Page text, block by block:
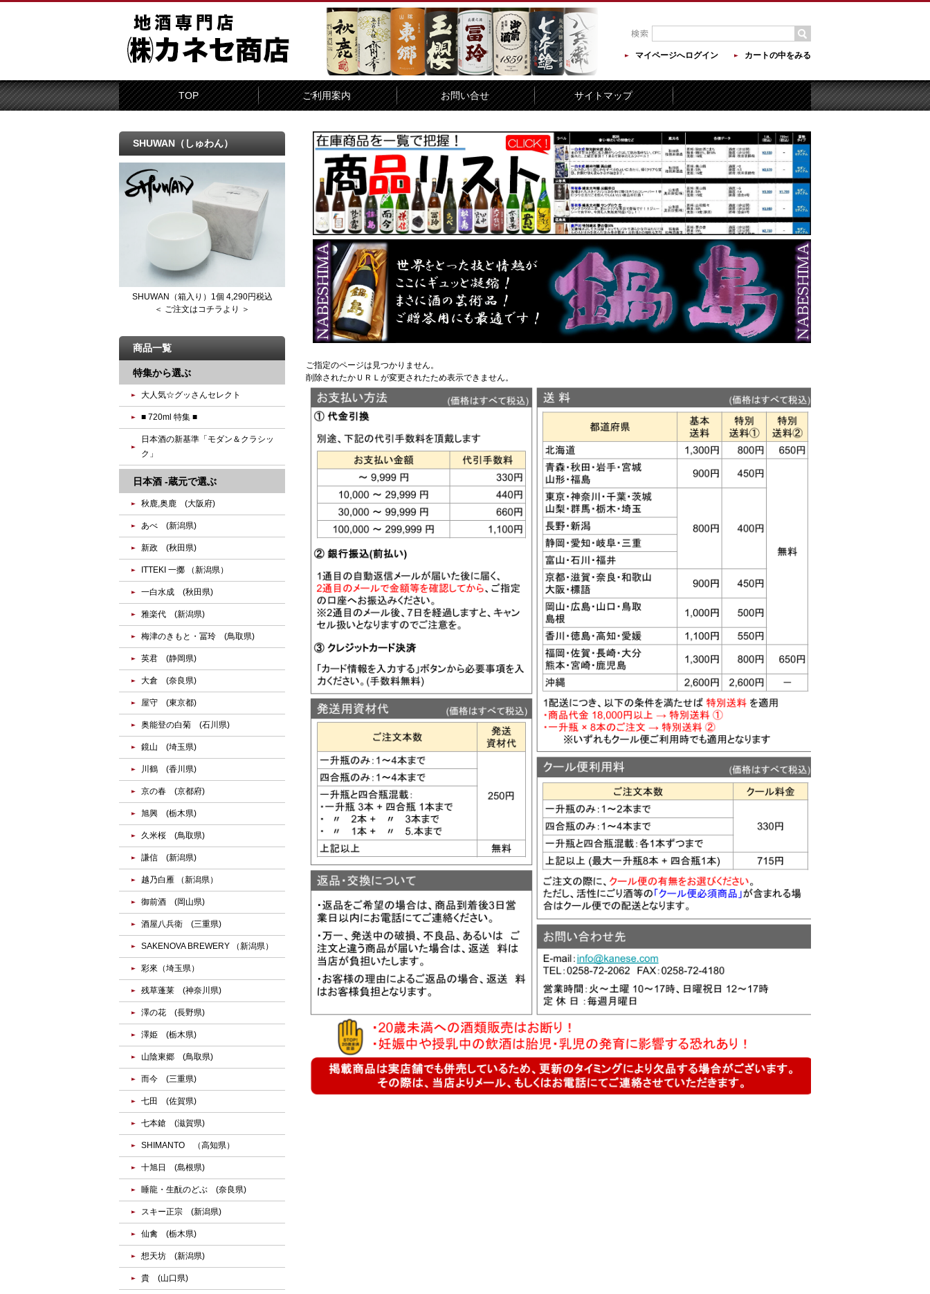
マイページへログイン カートの中をみる
TOP ご利用案内 お問い合せ サイトマップ
ご指定のページは見つかりません。
削除されたかＵＲＬが変更されたため表示できません。
SHUWAN（しゅわん）
SHUWAN（箱入り）1個 4,290円税込
＜ ご注文はコチラより ＞
商品一覧
特集から選ぶ
大人気☆グッさんセレクト
■ 720ml 特集 ■
日本酒の新基準「モダン＆クラシッ
ク」
日本酒 -蔵元で選ぶ
秋鹿,奥鹿 (大阪府)
あべ (新潟県)
新政 (秋田県)
ITTEKI 一擲 （新潟県）
一白水成 (秋田県)
雅楽代 (新潟県)
梅津のきもと・冨玲 (鳥取県)
英君 (静岡県)
大倉 (奈良県)
屋守 (東京都)
奥能登の白菊 (石川県)
鏡山 (埼玉県)
川鶴 (香川県)
京の春 (京都府)
旭興 (栃木県)
久米桜 (鳥取県)
謙信 (新潟県)
越乃白雁 （新潟県）
御前酒 (岡山県)
酒屋八兵衛 (三重県)
SAKENOVA BREWERY （新潟県）
彩來（埼玉県）
残草蓬莱 (神奈川県)
澤の花 (長野県)
澤姫 (栃木県)
山陰東郷 (鳥取県)
而今 (三重県)
七田 (佐賀県)
七本鎗 (滋賀県)
SHIMANTO （高知県）
十旭日 (島根県)
睡龍・生酛のどぶ (奈良県)
スキー正宗 (新潟県)
仙禽 (栃木県)
想天坊 (新潟県)
貴 (山口県)